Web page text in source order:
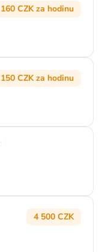
160 CZK za hodinu
150 CZK za hodinu
4 500 CZK